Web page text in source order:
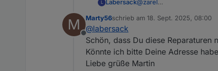
L Labersack@zarel
M
Offline
Marty56schrieb am 18. Sept. 2025, 08:00
zuletzt editiert von
@labersack
Schön, dass Du diese Reparaturen
Könnte ich bitte Deine Adresse
Liebe grüße Martin